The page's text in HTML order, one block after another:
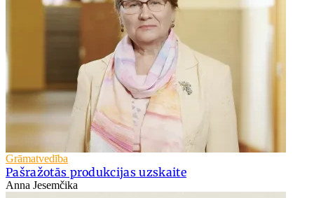
Grāmatvedība
Pašražotās produkcijas uzskaite
Anna Jesemčika